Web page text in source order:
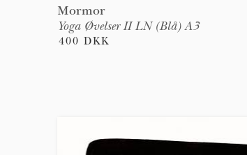
Mormor
Yoga Øvelser II LN (Blå) A3
400 DKK